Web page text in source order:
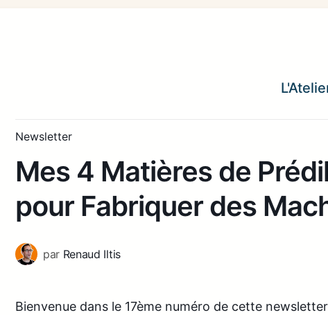
Newsletter
Mes 4 Matières de
pour Fabriquer des
par Renaud Iltis
Bienvenue dans le 17ème numéro de cette